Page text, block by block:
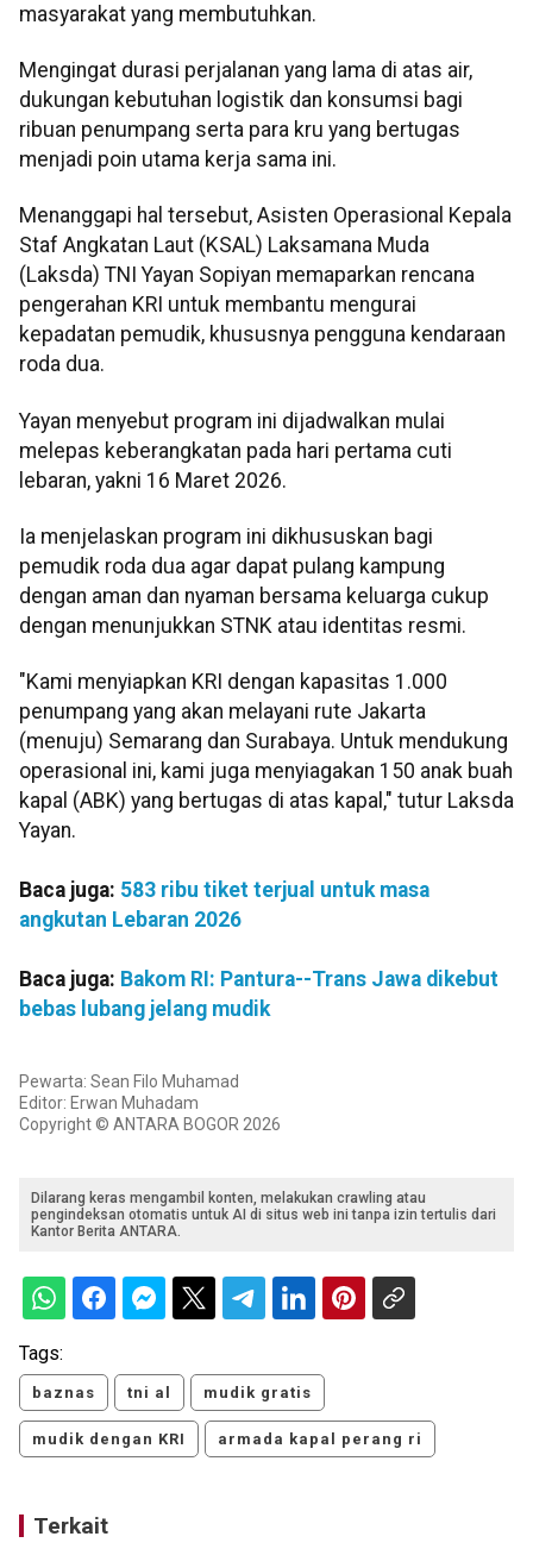
masyarakat yang membutuhkan.
Mengingat durasi perjalanan yang lama di atas air,
dukungan kebutuhan logistik dan konsumsi bagi
ribuan penumpang serta para kru yang bertugas
menjadi poin utama kerja sama ini.
Menanggapi hal tersebut, Asisten Operasional Kepala
Staf Angkatan Laut (KSAL) Laksamana Muda
(Laksda) TNI Yayan Sopiyan memaparkan rencana
pengerahan KRI untuk membantu mengurai
kepadatan pemudik, khususnya pengguna kendaraan
roda dua.
Yayan menyebut program ini dijadwalkan mulai
melepas keberangkatan pada hari pertama cuti
lebaran, yakni 16 Maret 2026.
Ia menjelaskan program ini dikhususkan bagi
pemudik roda dua agar dapat pulang kampung
dengan aman dan nyaman bersama keluarga cukup
dengan menunjukkan STNK atau identitas resmi.
"Kami menyiapkan KRI dengan kapasitas 1.000
penumpang yang akan melayani rute Jakarta
(menuju) Semarang dan Surabaya. Untuk mendukung
operasional ini, kami juga menyiagakan 150 anak buah
kapal (ABK) yang bertugas di atas kapal," tutur Laksda
Yayan.
Baca juga: 583 ribu tiket terjual untuk masa
angkutan Lebaran 2026
Baca juga: Bakom RI: Pantura--Trans Jawa dikebut
bebas lubang jelang mudik
Pewarta: Sean Filo Muhamad
Editor: Erwan Muhadam
Copyright © ANTARA BOGOR 2026
Dilarang keras mengambil konten, melakukan crawling atau
pengindeksan otomatis untuk AI di situs web ini tanpa izin tertulis dari
Kantor Berita ANTARA.
Tags:
baznas tni al mudik gratis
mudik dengan KRI armada kapal perang ri
Terkait